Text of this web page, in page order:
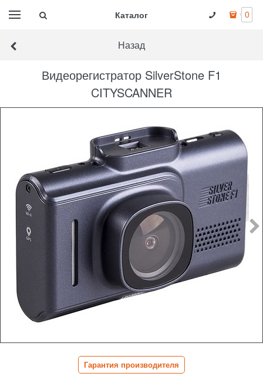
Каталог 0
Назад
Видеорегистратор SilverStone F1
CITYSCANNER
Гарантия производителя